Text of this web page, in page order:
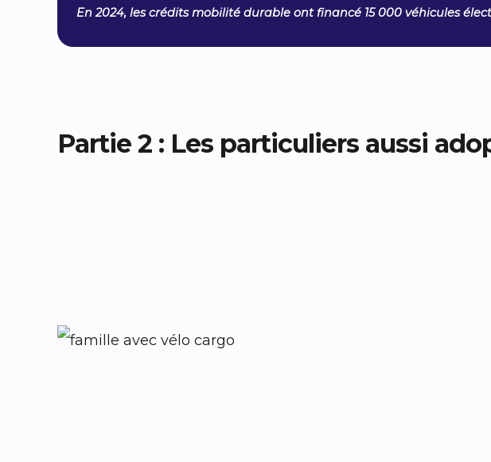
En 2024, les crédits mobilité durable ont financé 15 000 véhicules
Partie 2 : Les particuliers aussi